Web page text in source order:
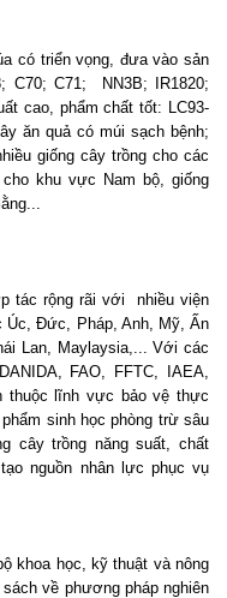
có triển vọng, đưa vào sản
C70; C71; NN3B; IR1820;
cao, phẩm chất tốt: LC93-
ăn quả có múi sạch bệnh;
giống cây trồng cho các
khu vực Nam bộ, giống
tác rộng rãi với nhiều viện
Đức, Pháp, Anh, Mỹ, Ấn
Lan, Maylaysia,... Với các
FAO, FFTC, IAEA,
thuộc lĩnh vực bảo vệ thực
sinh học phòng trừ sâu
cây trồng năng suất, chất
nguồn nhân lực phục vụ
học, kỹ thuật và nông
về phương pháp nghiên